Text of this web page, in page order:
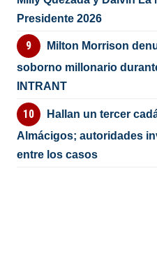
Presidente 2026
Milton Morrison
soborno millonario
INTRANT
Hallan un tercer
Almácigos; autoridades
entre los casos